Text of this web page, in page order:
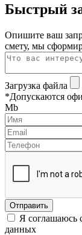
Быстрый
Опишите ваш
смету, мы
Загрузка файла
*Допускаются
Mb
Я соглашаюсь
данных